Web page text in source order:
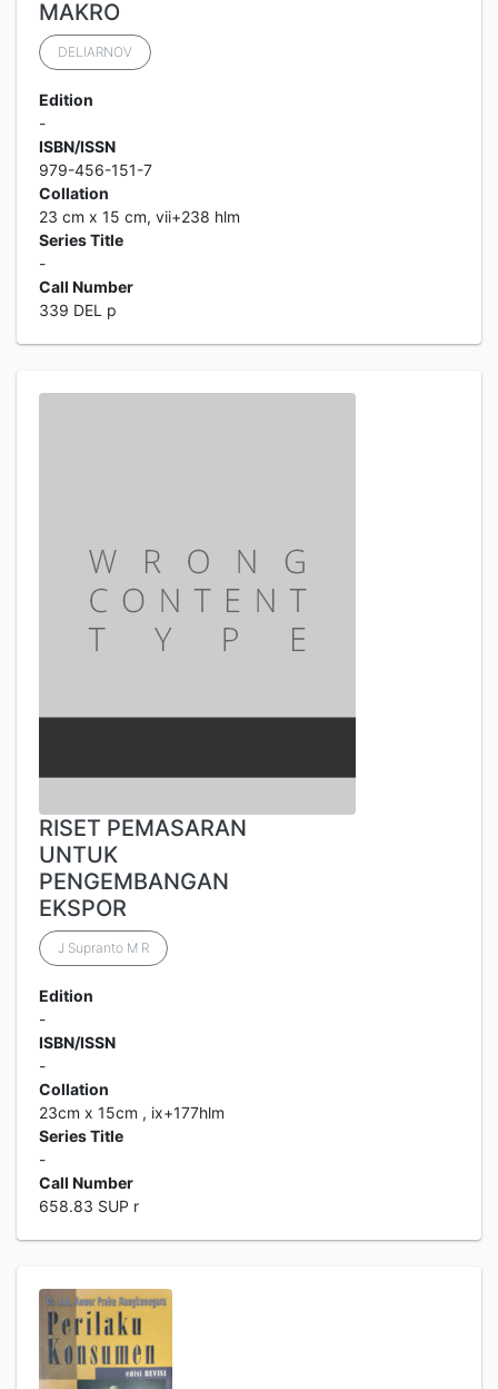
MAKRO
DELIARNOV
Edition
-
ISBN/ISSN
979-456-151-7
Collation
23 cm x 15 cm, vii+238 hlm
Series Title
-
Call Number
339 DEL p
RISET PEMASARAN
UNTUK
PENGEMBANGAN
EKSPOR
J Supranto M R
Edition
-
ISBN/ISSN
-
Collation
23cm x 15cm , ix+177hlm
Series Title
-
Call Number
658.83 SUP r